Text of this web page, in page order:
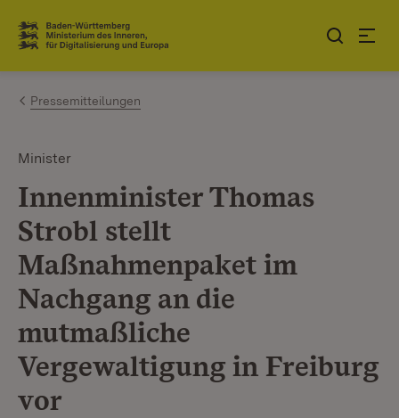
Zum Inhalt springen
Link zur Startseite
Pressemitteilungen
Minister
Innenminister Thomas
Strobl stellt
Maßnahmenpaket im
Nachgang an die
mutmaßliche
Vergewaltigung in Freiburg
vor